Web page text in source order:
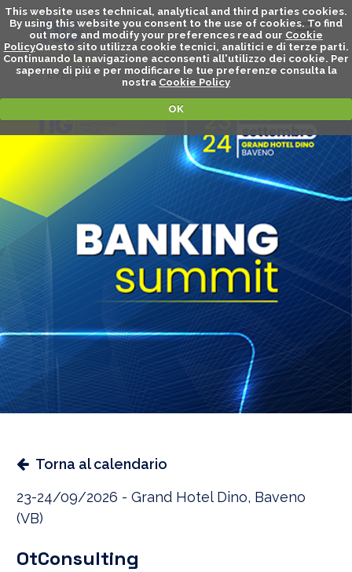
This website uses technical, analytical and third parties cookies.
By using this website you consent to the use of cookies. To find
out more and modify your preferences read our Cookie
PolicyQuesto sito utilizza cookie tecnici, analitici e di terze parti.
Continuando la navigazione acconsenti all'utilizzo dei cookie. Per
saperne di piú e per modificare le tue preferenze consulta la
nostra Cookie Policy
OK
EVENTS
Torna al calendario
23-24/09/2026 - Grand Hotel Dino, Baveno
(VB)
OtConsulting